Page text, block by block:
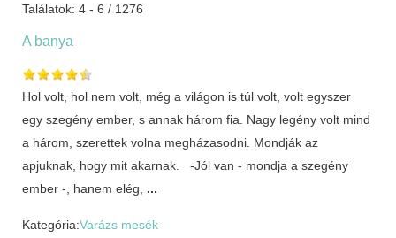
Találatok: 4 - 6 / 1276
A banya
Hol volt, hol nem volt, még a világon is túl volt, volt egyszer
egy szegény ember, s annak három fia. Nagy legény volt mind
a három, szerettek volna megházasodni. Mondják az
apjuknak, hogy mit akarnak. -Jól van - mondja a szegény
ember -, hanem elég, ...
Kategória:Varázs mesék